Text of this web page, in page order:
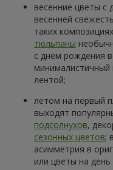
весенние цветы с
весенней
таких
тюльпаны
с днём рождения
минималистичный
лентой;
летом на первый
выходят
подсолнухов,
сезонных цветов;
асимметрия в
или цветы на